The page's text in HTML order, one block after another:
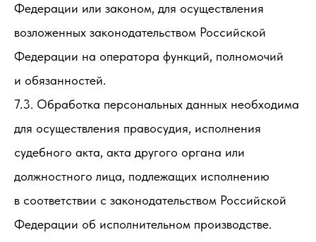
Федерации или законом, для осуществления
возложенных законодательством Российской
Федерации на оператора функций, полномочий
и обязанностей.
7.3. Обработка персональных данных необходима
для осуществления правосудия, исполнения
судебного акта, акта другого органа или
должностного лица, подлежащих исполнению
в соответствии с законодательством Российской
Федерации об исполнительном производстве.